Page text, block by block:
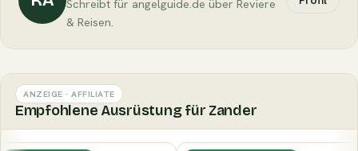
Schreibt für angelguide.de über Reviere
& Reisen.
ANZEIGE · AFFILIATE
Empfohlene Ausrüstung für Zander